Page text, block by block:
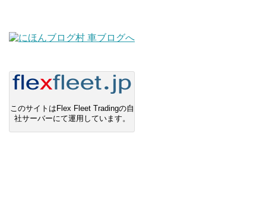
このサイトはFlex Fleet Tradingの自
社サーバーにて運用しています。